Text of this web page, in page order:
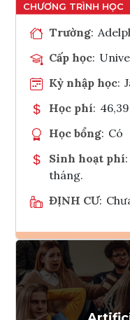
Trường:
Cấp học:
Kỳ nhập học:
Học phí:
Học bổng: Có
Sinh hoạt phí:
tháng.
ĐỊNH CƯ: